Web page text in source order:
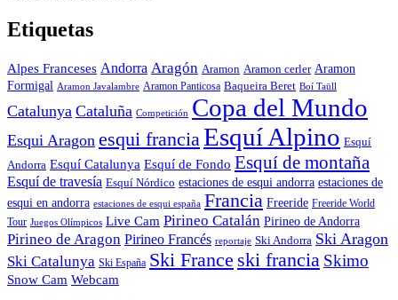
Etiquetas
Alpes Franceses Andorra Aragón Aramon Aramon cerler Aramon
Formigal Aramon Javalambre Aramon Panticosa Baqueira Beret Boí Taüll
Catalunya Cataluña Competición Copa del Mundo
Esqui Aragon esqui francia Esquí Alpino Esquí
Andorra Esquí Catalunya Esquí de Fondo Esquí de montaña
Esquí de travesía Esquí Nórdico estaciones de esqui andorra estaciones de
esqui en andorra estaciones de esqui españa Francia Freeride Freeride World
Tour Juegos Olímpicos Live Cam Pirineo Catalán Pirineo de Andorra
Pirineo de Aragon Pirineo Francés reportaje Ski Andorra Ski Aragon
Ski Catalunya Ski España Ski France ski francia Skimo
Snow Cam Webcam